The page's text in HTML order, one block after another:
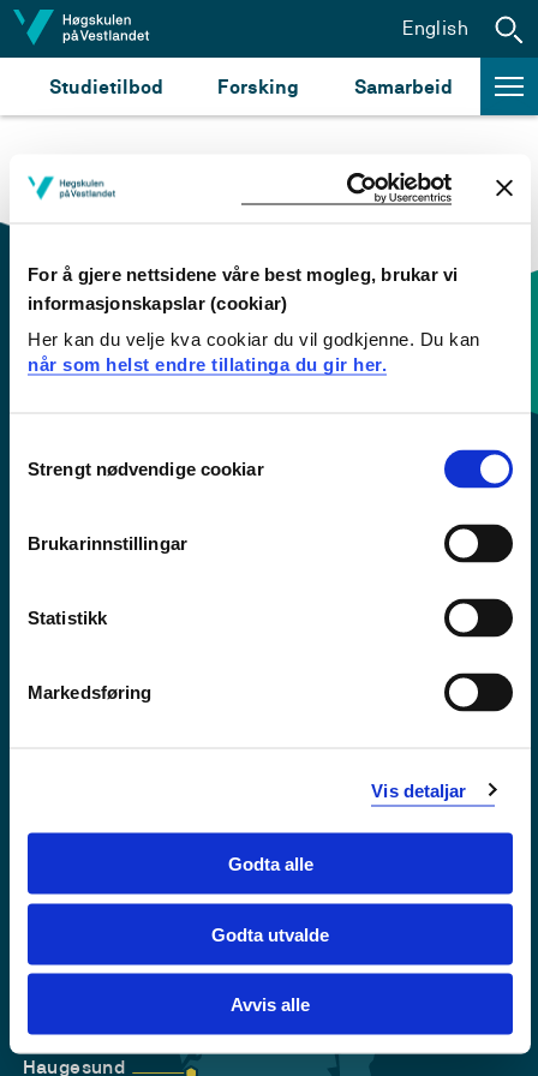
For å gjere nettsidene våre best mogleg, brukar vi
informasjonskapslar (cookiar)
Her kan du velje kva cookiar du vil godkjenne. Du kan
når som helst endre tillatinga du gir her.
Selection
Strengt nødvendige cookiar
Brukarinnstillingar
Statistikk
Markedsføring
Vis detaljar
Godta alle
Godta utvalde
Avvis alle
Hopp til innhald
Studietilbod Forsking Samarbeid
English
Kontaktinfo og opningstider
Sogndal
Stord
Haugesund